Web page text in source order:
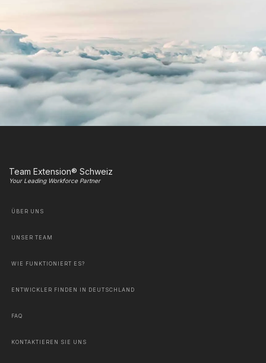
Team Extension® Schweiz
Your Leading Workforce Partner
ÜBER UNS
UNSER TEAM
WIE FUNKTIONIERT ES?
ENTWICKLER FINDEN IN DEUTSCHLAND
FAQ
KONTAKTIEREN SIE UNS